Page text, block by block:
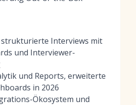
strukturierte Interviews mit
und Interviewer-
und Reports, erweiterte
in 2026
Ökosystem und